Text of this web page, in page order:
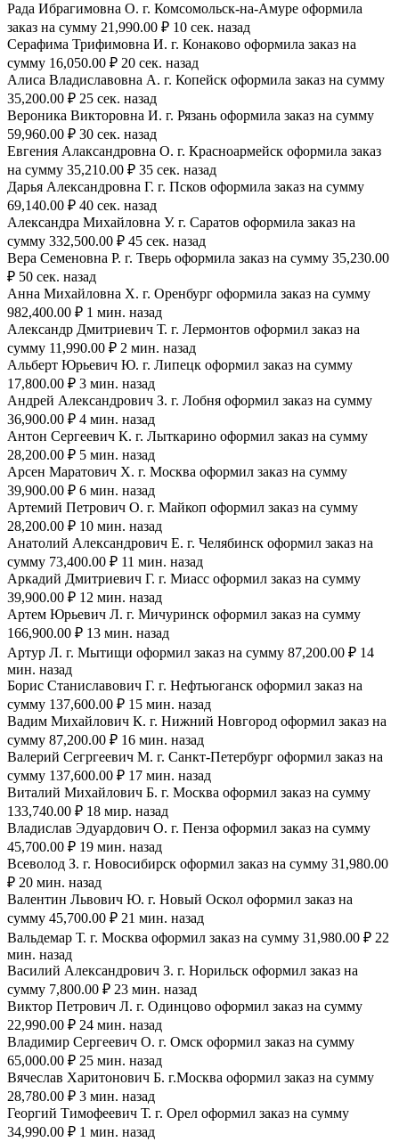
Рада Ибрагимовна О. г. Комсомольск-на-Амуре оформила
заказ на сумму 21,990.00 ₽ 10 сек. назад
Серафима Трифимовна И. г. Конаково оформила заказ на
сумму 16,050.00 ₽ 20 сек. назад
Алиса Владиславовна А. г. Копейск оформила заказ на сумму
35,200.00 ₽ 25 сек. назад
Вероника Викторовна И. г. Рязань оформила заказ на сумму
59,960.00 ₽ 30 сек. назад
Евгения Алаксандровна О. г. Красноармейск оформила заказ
на сумму 35,210.00 ₽ 35 сек. назад
Дарья Александровна Г. г. Псков оформила заказ на сумму
69,140.00 ₽ 40 сек. назад
Александра Михайловна У. г. Саратов оформила заказ на
сумму 332,500.00 ₽ 45 сек. назад
Вера Семеновна Р. г. Тверь оформила заказ на сумму 35,230.00
₽ 50 сек. назад
Анна Михайловна Х. г. Оренбург оформила заказ на сумму
982,400.00 ₽ 1 мин. назад
Александр Дмитриевич Т. г. Лермонтов оформил заказ на
сумму 11,990.00 ₽ 2 мин. назад
Альберт Юрьевич Ю. г. Липецк оформил заказ на сумму
17,800.00 ₽ 3 мин. назад
Андрей Александрович З. г. Лобня оформил заказ на сумму
36,900.00 ₽ 4 мин. назад
Антон Сергеевич К. г. Лыткарино оформил заказ на сумму
28,200.00 ₽ 5 мин. назад
Арсен Маратович Х. г. Москва оформил заказ на сумму
39,900.00 ₽ 6 мин. назад
Артемий Петрович О. г. Майкоп оформил заказ на сумму
28,200.00 ₽ 10 мин. назад
Анатолий Александрович Е. г. Челябинск оформил заказ на
сумму 73,400.00 ₽ 11 мин. назад
Аркадий Дмитриевич Г. г. Миасс оформил заказ на сумму
39,900.00 ₽ 12 мин. назад
Артем Юрьевич Л. г. Мичуринск оформил заказ на сумму
166,900.00 ₽ 13 мин. назад
Артур Л. г. Мытищи оформил заказ на сумму 87,200.00 ₽ 14
мин. назад
Борис Станиславович Г. г. Нефтьюганск оформил заказ на
сумму 137,600.00 ₽ 15 мин. назад
Вадим Михайлович К. г. Нижний Новгород оформил заказ на
сумму 87,200.00 ₽ 16 мин. назад
Валерий Сегргеевич М. г. Санкт-Петербург оформил заказ на
сумму 137,600.00 ₽ 17 мин. назад
Виталий Михайлович Б. г. Москва оформил заказ на сумму
133,740.00 ₽ 18 мир. назад
Владислав Эдуардович О. г. Пенза оформил заказ на сумму
45,700.00 ₽ 19 мин. назад
Всеволод З. г. Новосибирск оформил заказ на сумму 31,980.00
₽ 20 мин. назад
Валентин Львович Ю. г. Новый Оскол оформил заказ на
сумму 45,700.00 ₽ 21 мин. назад
Вальдемар Т. г. Москва оформил заказ на сумму 31,980.00 ₽ 22
мин. назад
Василий Александрович З. г. Норильск оформил заказ на
сумму 7,800.00 ₽ 23 мин. назад
Виктор Петрович Л. г. Одинцово оформил заказ на сумму
22,990.00 ₽ 24 мин. назад
Владимир Сергеевич О. г. Омск оформил заказ на сумму
65,000.00 ₽ 25 мин. назад
Вячеслав Харитонович Б. г.Москва оформил заказ на сумму
28,780.00 ₽ 3 мин. назад
Георгий Тимофеевич Т. г. Орел оформил заказ на сумму
34,990.00 ₽ 1 мин. назад